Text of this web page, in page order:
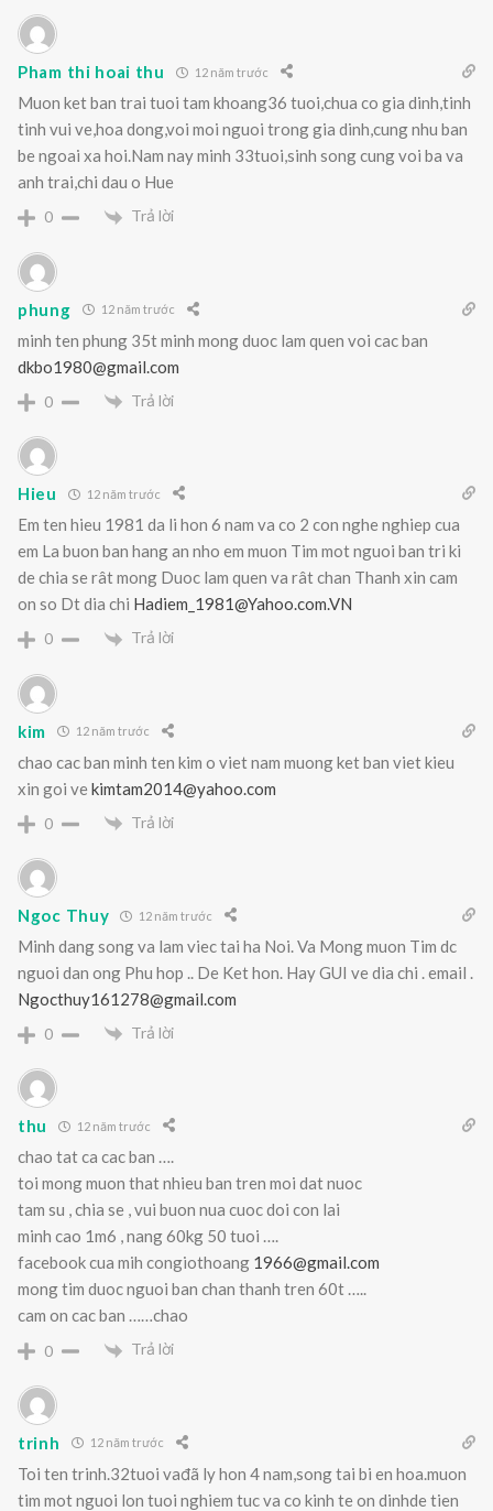
Pham thi hoai thu 12 năm trước
Muon ket ban trai tuoi tam khoang36 tuoi,chua co gia dinh,tinh
tinh vui ve,hoa dong,voi moi nguoi trong gia dinh,cung nhu ban
be ngoai xa hoi.Nam nay minh 33tuoi,sinh song cung voi ba va
anh trai,chi dau o Hue
0 Trả lời
phung 12 năm trước
minh ten phung 35t minh mong duoc lam quen voi cac ban
dkbo1980@gmail.com
0 Trả lời
Hieu 12 năm trước
Em ten hieu 1981 da li hon 6 nam va co 2 con nghe nghiep cua
em La buon ban hang an nho em muon Tim mot nguoi ban tri ki
de chia se rât mong Duoc lam quen va rât chan Thanh xin cam
on so Dt dia chi Hadiem_1981@Yahoo.com.VN
0 Trả lời
kim 12 năm trước
chao cac ban minh ten kim o viet nam muong ket ban viet kieu
xin goi vekimtam2014@yahoo.com
0 Trả lời
Ngoc Thuy 12 năm trước
Minh dang song va lam viec tai ha Noi. Va Mong muon Tim dc
nguoi dan ong Phu hop .. De Ket hon. Hay GUI ve dia chi . email .
Ngocthuy161278@gmail.com
0 Trả lời
thu 12 năm trước
chao tat ca cac ban ….
toi mong muon that nhieu ban tren moi dat nuoc
tam su , chia se , vui buon nua cuoc doi con lai
minh cao 1m6 , nang 60kg 50 tuoi ….
facebook cua mih congiothoang 1966@gmail.com
mong tim duoc nguoi ban chan thanh tren 60t …..
cam on cac ban ……chao
0 Trả lời
trinh 12 năm trước
Toi ten trinh.32tuoi vađã ly hon 4 nam,song tai bi en hoa.muon
tim mot nguoi lon tuoi nghiem tuc va co kinh te on dinhde tien